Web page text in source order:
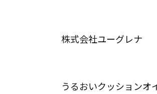
株式会社ユーグレナ
うるおいクッション